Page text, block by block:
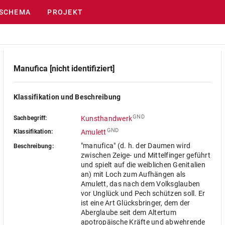
PROJEKT
Manufica [nicht identifiziert]
Klassifikation und Beschreibung
Sachbegriff: KunsthandwerkGND
Klassifikation: Amulett GND
Beschreibung:
"manufica" (d. h. der Daumen wird
zwischen Zeige- und Mittelfinger geführt
und spielt auf die weiblichen Genitalien
an) mit Loch zum Aufhängen als
Amulett, das nach dem Volksglauben
vor Unglück und Pech schützen soll. Er
ist eine Art Glücksbringer, dem der
Aberglaube seit dem Altertum
apotropäische Kräfte und abwehrende